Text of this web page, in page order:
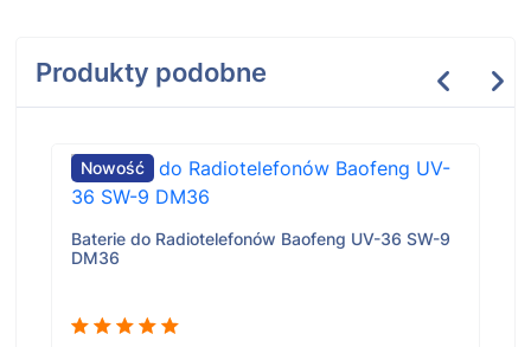
Produkty podobne
Nowość
Baterie do Radiotelefonów Baofeng UV-36 SW-9
DM36